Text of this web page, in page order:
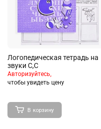
Логопедическая тетрадь на
звуки С,С
Авторизуйтесь,
чтобы увидеть цену
В корзину